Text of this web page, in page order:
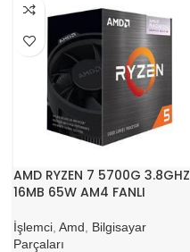
AMD RYZEN 7 5700G 3.8GHZ
16MB 65W AM4 FANLI
İşlemci Amd
Bilgisayar
Parçaları